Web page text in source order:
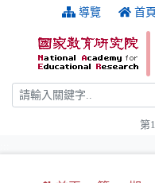
跳到主要內容 導覽 首頁
搜尋
第